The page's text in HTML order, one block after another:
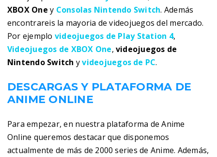
XBOX One y Consolas Nintendo Switch. Además
encontrareis la mayoria de videojuegos del mercado.
Por ejemplo videojuegos de Play Station 4,
Videojuegos de XBOX One,videojuegos de
Nintendo Switch yvideojuegos de PC.
DESCARGAS Y PLATAFORMA DE
ANIME ONLINE
Para empezar, en nuestra plataforma de Anime
Online queremos destacar que disponemos
actualmente de más de 2000 series de Anime. Además,